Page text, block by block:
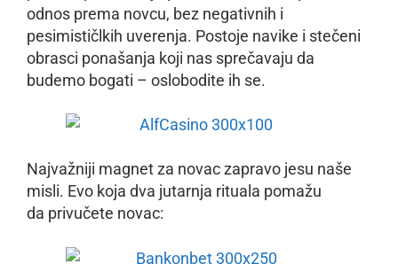
odnos prema novcu, bez negativnih i
pesimističlkih uverenja. Postoje navike i stečeni
obrasci ponašanja koji nas sprečavaju da
budemo bogati – oslobodite ih se.
Najvažniji magnet za novac zapravo jesu naše
misli. Evo koja dva jutarnja rituala pomažu
da privučete novac: